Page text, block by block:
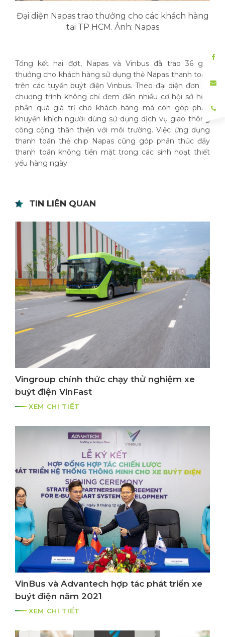
Đại diện Napas trao thưởng cho các khách hàng
tại TP HCM. Ảnh: Napas
Tổng kết hai đợt, Napas và Vinbus đã trao 36 giải
thưởng cho khách hàng sử dụng thẻ Napas thanh toán
trên các tuyến buýt điện Vinbus. Theo đại diện đơn vị,
chương trình không chỉ đem đến nhiều cơ hội sở hữu
phần quà giá trị cho khách hàng mà còn góp phần
khuyến khích người dùng sử dụng dịch vụ giao thông
công cộng thân thiện với môi trường. Việc ứng dụng
thanh toán thẻ chip Napas cũng góp phần thúc đẩy
thanh toán không tiền mặt trong các sinh hoạt thiết
yếu hàng ngày.
TIN LIÊN QUAN
Vingroup chính thức chạy thử nghiệm xe
buýt điện VinFast
XEM CHI TIẾT
VinBus và Advantech hợp tác phát triển xe
buýt điện năm 2021
XEM CHI TIẾT